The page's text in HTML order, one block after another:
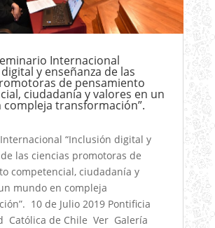
Internacional
y enseñanza de las
de pensamiento
ciudadanía y valores en un
compleja transformación”.
“Inclusión digital y
las ciencias promotoras de
competencial, ciudadanía y
mundo en compleja
10 de Julio 2019 Pontificia
Católica de Chile Ver Galería